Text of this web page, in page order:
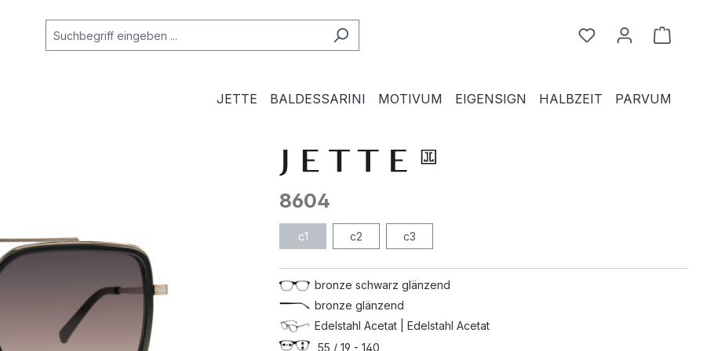
Du hast 0
JETTE BALDESSARINI MOTIVUM EIGENSIGN HALBZEIT PARVUM
8604
c1 c2 c3
bronze schwarz glänzend
bronze glänzend
Edelstahl Acetat | Edelstahl Acetat
55 / 19 - 140